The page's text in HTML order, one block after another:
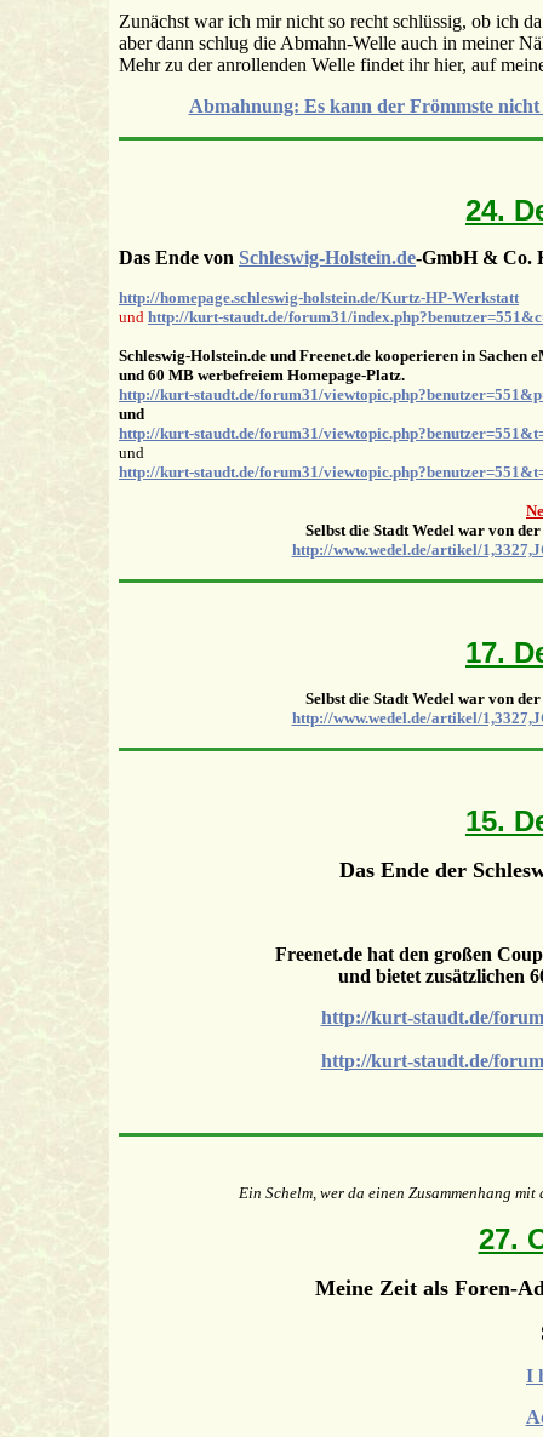
Zunächst war ich mir nicht so recht schlüssig, ob ich
aber dann schlug die Abmahn-Welle auch in meiner
Mehr zu der anrollenden Welle findet ihr hier, auf
Abmahnung: Es kann der Frömmste
24.
Das Ende von Schleswig-Holstein.de-GmbH & Co.
http://homepage.schleswig-holstein.de/Kurtz-HP-Werkstatt
und http://kurt-staudt.de/forum31/
Schleswig-Holstein.de und Freenet.de kooperieren in Sachen
und 60 MB werbefreiem Homepage-Platz.
http://kurt-staudt.de/forum31/
und
http://kurt-staudt.de/forum31/
und
http://kurt-staudt.de/forum31/
Selbst die Stadt Wedel war von
http://www.wedel.de/artikel/
17.
Selbst die Stadt Wedel war von
http://www.wedel.de/artikel/
15.
Das Ende der
Freenet.de hat den großen
und bietet zusätzlichen
http://kurt-staudt.de/
http://kurt-staudt.de/
Ein Schelm, wer da einen Zusammenhang
27.
Meine Zeit als Foren-
I